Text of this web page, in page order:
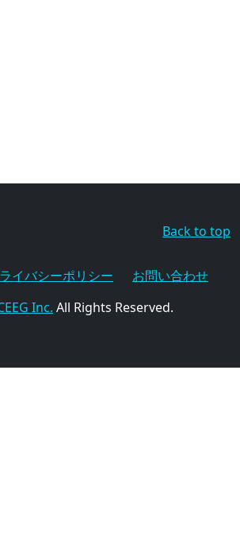
Back to top
イバシーポリシー
お問い合わせ
Inc. All Rights Reserved.